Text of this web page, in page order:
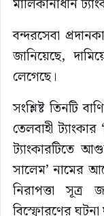
মালিকানাধীন
বন্দরসেবা
জানিয়েছে,
লেগেছে।
সংশ্লিষ্ট তিনটি
তেলবাহী
ট্যাংকারটিতে
সালেম’ নামের
নিরাপত্তা সূত্র
বিস্ফোরণের ঘটনা